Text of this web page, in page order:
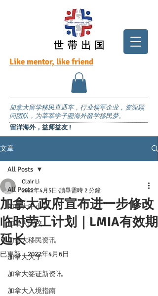
Like mentor, like friend
加拿大留学移民直通车，行业领军企业，资深顾
问团队，为莘莘学子圆海外留学移民梦。
留洋海外，益师益友 !
文章
All Posts
加拿大中小学
加拿大院校
加拿大移民资讯
加拿大大学
加拿大签证新资讯
加拿大入境指南
All Posts
加拿大政府宣布进一步修改
临时劳工计划｜LMIA有效期
延长
Clair Li
2022年4月5日 讀畢需時 2 分鐘
已更新：2022年4月6日